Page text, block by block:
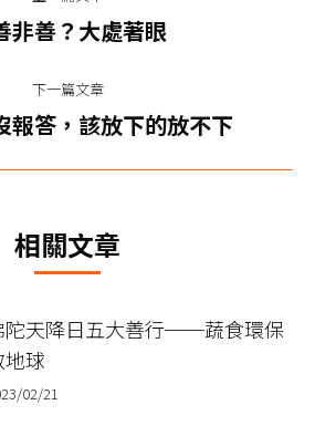
上
篇
文
非善？大處著眼
下一篇文章
下
章：
報答，該放下的放不下
相關文章
陀天降日五大善行──蔬食環保
地球
02/21